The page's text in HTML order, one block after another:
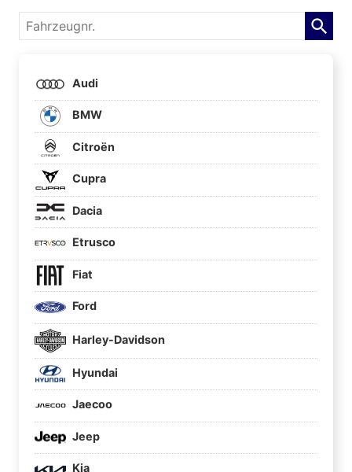
Fahrzeugnr.
Audi
BMW
Citroën
Cupra
Dacia
Etrusco
Fiat
Ford
Harley-Davidson
Hyundai
Jaecoo
Jeep
Kia